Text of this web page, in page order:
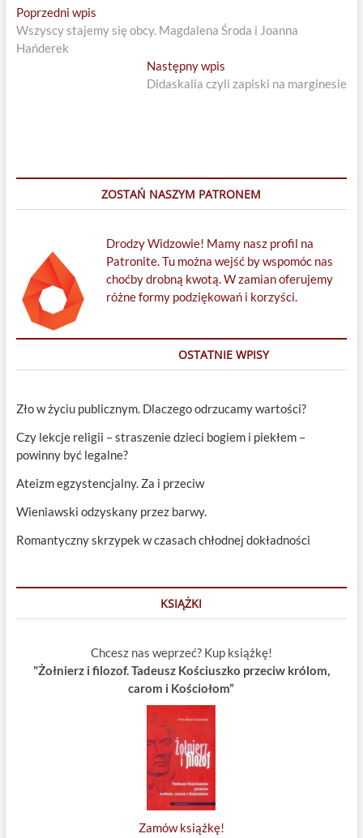
Nawigacja
wpisu
Poprzedni wpisPrevious
post:
Wszyscy stajemy się obcy. Magdalena Środa i Joanna
Hańderek
Następny wpis
post:
Didaskalia czyli zapiski na marginesie
ZOSTAŃ NASZYM PATRONEM
Drodzy Widzowie! Mamy nasz profil na
Patronite. Tu można wejść by wspomóc nas
choćby drobną kwotą. W zamian oferujemy
różne formy podziękowań i korzyści.
OSTATNIE WPISY
Zło w życiu publicznym. Dlaczego odrzucamy wartości?
Czy lekcje religii – straszenie dzieci bogiem i piekłem –
powinny być legalne?
Ateizm egzystencjalny. Za i przeciw
Wieniawski odzyskany przez barwy.
Romantyczny skrzypek w czasach chłodnej dokładności
KSIĄŻKI
Chcesz nas weprzeć? Kup książkę!
"Żołnierz i filozof. Tadeusz Kościuszko przeciw królom,
carom i Kościołom”
Zamów książkę!